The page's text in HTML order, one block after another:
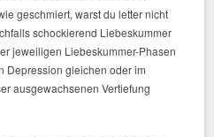
geschmiert, warst du letter nicht
schockierend Liebeskummer
jeweiligen Liebeskummer-Phasen
Depression gleichen oder im
ausgewachsenen Vertiefung